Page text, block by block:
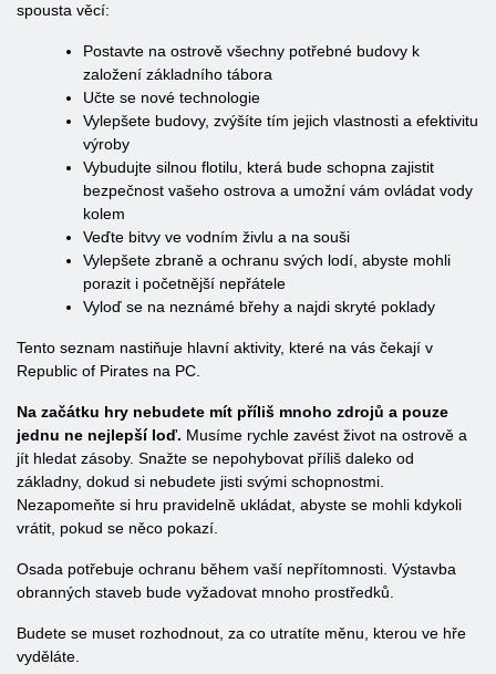
spousta věcí:
Postavte na ostrově všechny potřebné budovy k
založení základního tábora
Učte se nové technologie
Vylepšete budovy, zvýšíte tím jejich vlastnosti a efektivitu
výroby
Vybudujte silnou flotilu, která bude schopna zajistit
bezpečnost vašeho ostrova a umožní vám ovládat vody
kolem
Veďte bitvy ve vodním živlu a na souši
Vylepšete zbraně a ochranu svých lodí, abyste mohli
porazit i početnější nepřátele
Vyloď se na neznámé břehy a najdi skryté poklady
Tento seznam nastiňuje hlavní aktivity, které na vás čekají v
Republic of Pirates na PC.
Na začátku hry nebudete mít příliš mnoho zdrojů a pouze
jednu ne nejlepší loď. Musíme rychle zavést život na ostrově a
jít hledat zásoby. Snažte se nepohybovat příliš daleko od
základny, dokud si nebudete jisti svými schopnostmi.
Nezapomeňte si hru pravidelně ukládat, abyste se mohli kdykoli
vrátit, pokud se něco pokazí.
Osada potřebuje ochranu během vaší nepřítomnosti. Výstavba
obranných staveb bude vyžadovat mnoho prostředků.
Budete se muset rozhodnout, za co utratíte měnu, kterou ve hře
vyděláte.